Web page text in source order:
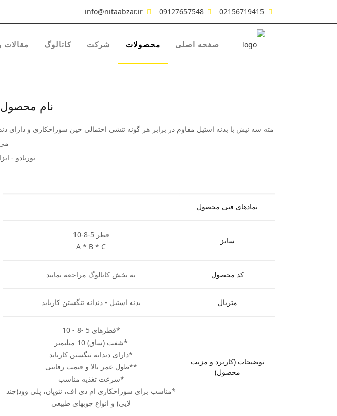
02156719415
09127657548
info@nitaabzar.ir
صفحه اصلی محصولات شرکت کاتالوگ مقالات
نام محصول
مته سه نیش با بدنه استیل مقاوم در برابر هر گونه تنشی احتمالی حین سوراخکاری و دارای
تورنادو -
نمادهای فنی محصول
سایز
قطر 5-8-10
A * B * C
کد محصول به بخش کاتالوگ مراجعه نمایید
متریال بدنه استیل - دندانه تنگستن کارباید
توضیحات (کاربرد و مزیت
محصول)
*قطرهای 5 -8 - 10
*شفت (ساق) 10 میلیمتر
*دارای دندانه تنگستن کارباید
**طول عمر بالا و قیمت رقابتی
*سرعت تغذیه مناسب
*مناسب برای سوراخکاری ام دی اف، نئوپان، پلی وود(چند
لایی) و انواع چوبهای طبیعی